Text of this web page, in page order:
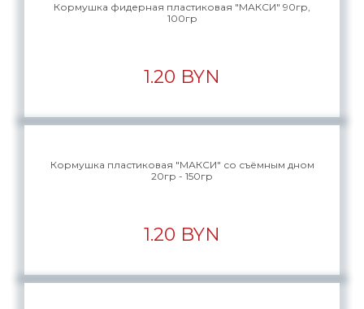
Кормушка фидерная пластиковая "МАКСИ" 90гр,
100гр
1.20 BYN
Кормушка пластиковая "МАКСИ" со съёмным дном
20гр - 150гр
1.20 BYN